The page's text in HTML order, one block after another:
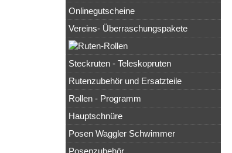
Onlinegutscheine
Vereins- Überraschungspakete
Steckruten - Teleskopruten
Rutenzubehör und Ersatzteile
Rollen - Programm
Hauptschnüre
Posen Waggler Schwimmer
Posenzubehör